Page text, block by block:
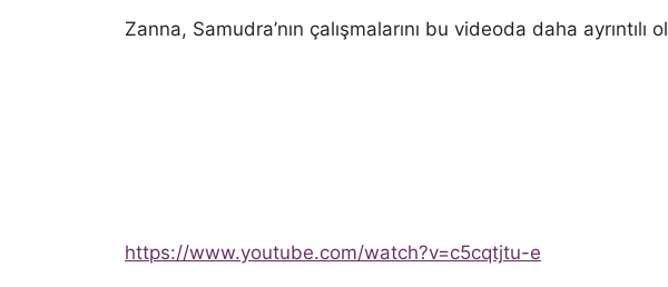
Zanna, Samudra’nın çalışmalarını bu videoda daha ayrıntılı
https://www.youtube.com/watch?v=c5cqtjtu-e